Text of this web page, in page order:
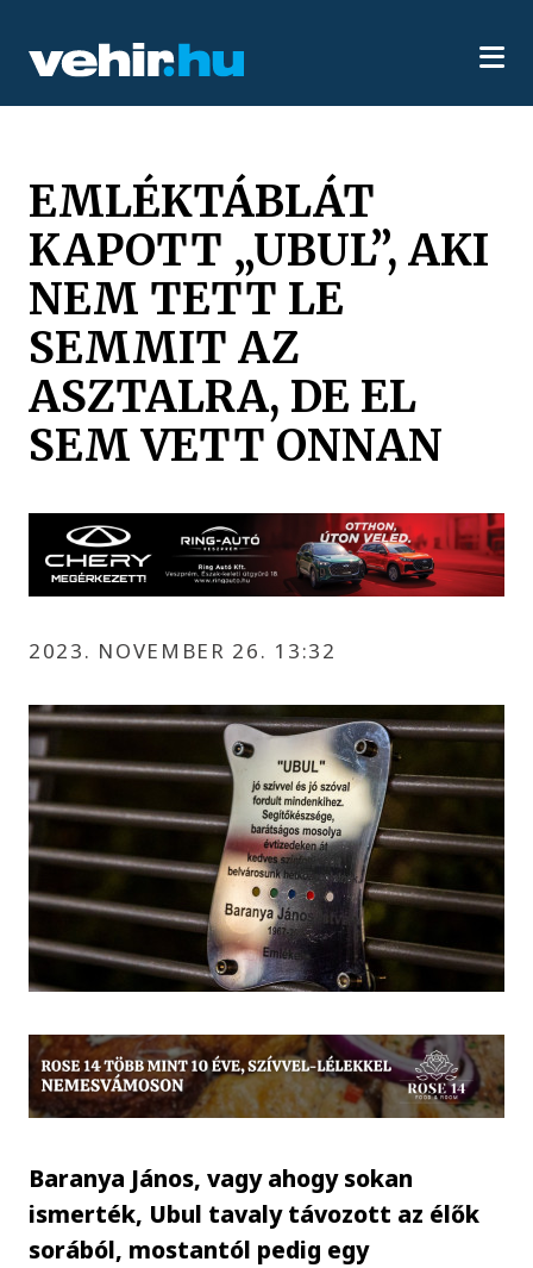
EMLÉKTÁBLÁT
KAPOTT „UBUL”, AKI
NEM TETT LE
SEMMIT AZ
ASZTALRA, DE EL
SEM VETT ONNAN
2023. NOVEMBER 26. 13:32
Baranya János, vagy ahogy sokan
ismerték, Ubul tavaly távozott az élők
sorából, mostantól pedig egy